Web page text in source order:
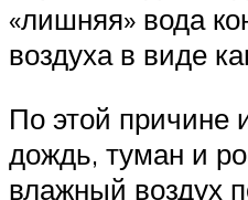
«лишняя» вода
воздуха в виде
По этой причине
дождь, туман и
влажный воздух